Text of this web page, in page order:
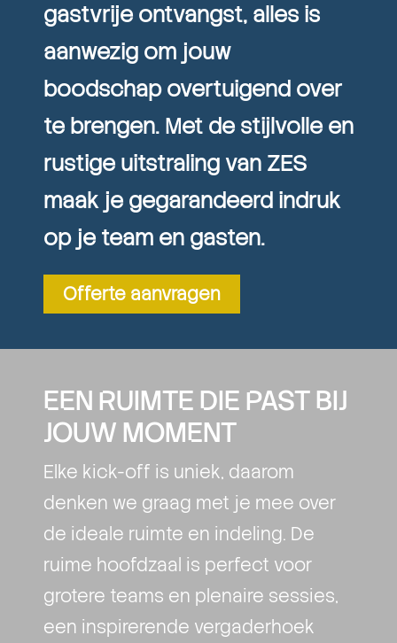
gastvrije ontvangst, alles is
aanwezig om jouw
boodschap overtuigend over
te brengen. Met de stijlvolle en
rustige uitstraling van ZES
maak je gegarandeerd indruk
op je team en gasten.
Offerte aanvragen
EEN RUIMTE DIE PAST BIJ
JOUW MOMENT
Elke kick-off is uniek, daarom
denken we graag met je mee over
de ideale ruimte en indeling. De
ruime hoofdzaal is perfect voor
grotere teams en plenaire sessies,
een inspirerende vergaderhoek